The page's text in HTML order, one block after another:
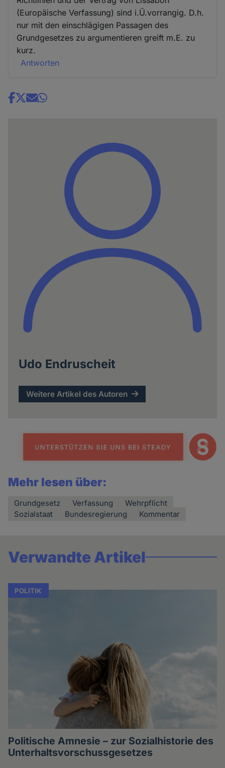
(Europäische Verfassung) sind i.Ü.vorrangig. D.h.
nur mit den einschlägigen Passagen des
Grundgesetzes zu argumentieren greift m.E. zu
kurz.
Antworten
Share
Udo Endruscheit
Weitere Artikel des Autoren
Mehr lesen über:
Grundgesetz Verfassung
Wehrpflicht
Sozialstaat
Bundesregierung Kommentar
Verwandte Artikel
POLITIK
Politische Amnesie – zur Sozialhistorie des
Unterhaltsvorschussgesetzes